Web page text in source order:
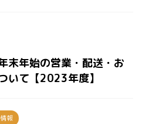
末年始の営業・配送・お
いて【2023年度】
報